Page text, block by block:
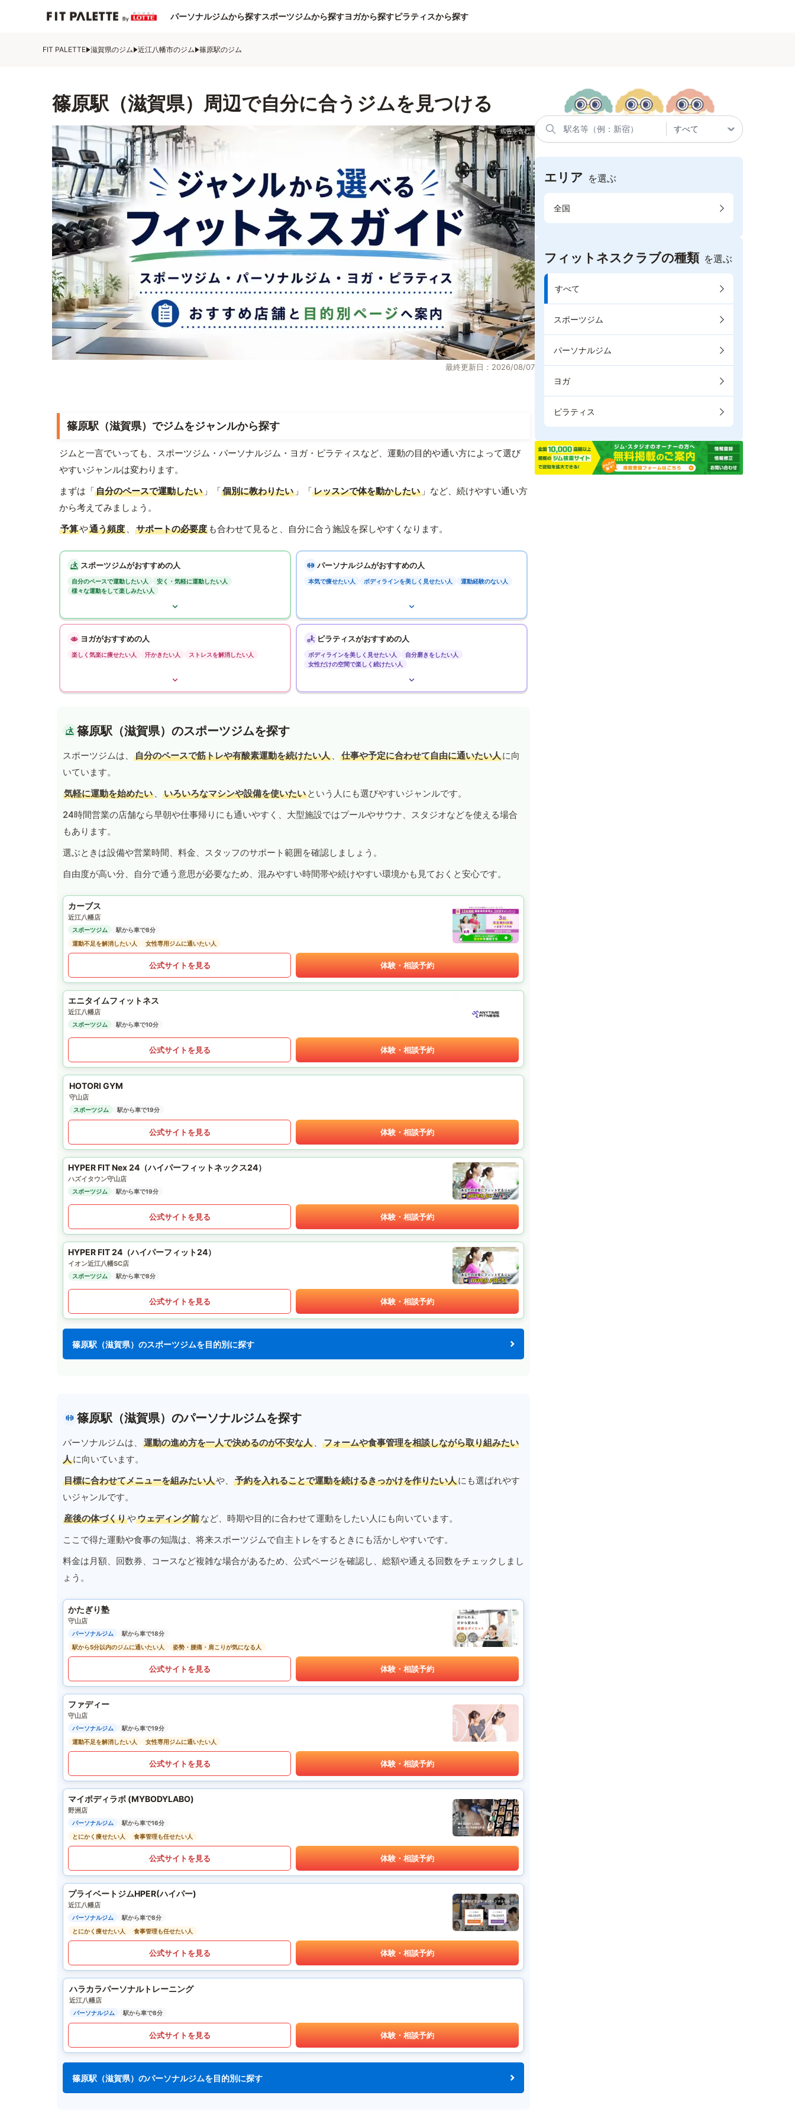
パーソナルジムから探すスポーツジムから探すヨガから探すピラティスから探す
FIT PALETTE 滋賀県のジム 近江八幡市のジム 篠原駅のジム
篠原駅（滋賀県）周辺で自分に合うジムを見つける
最終更新日：2026/08/07
篠原駅（滋賀県）でジムをジャンルから探す
ジムと一言でいっても、スポーツジム・パーソナルジム・ヨガ・ピラティスなど、運動の目的や通い方によって選び
やすいジャンルは変わります。
まずは「自分のペースで運動したい 」「個別に教わりたい 」「レッスンで体を動かしたい 」など、続けやすい通い方
から考えてみましょう。
予算や通う頻度 、 サポートの必要度 も合わせて見ると、自分に合う施設を探しやすくなります。
スポーツジムがおすすめの人
自分のペースで運動したい人
安く・気軽に運動したい人
様々な運動をして楽しみたい人
パーソナルジムがおすすめの人
本気で痩せたい人 ボディラインを美しく見せたい人 運動経験のない人
ヨガがおすすめの人
楽しく気楽に痩せたい人 汗かきたい人 ストレスを解消したい人
ピラティスがおすすめの人
ボディラインを美しく見せたい人
自分磨きをしたい人
女性だけの空間で楽しく続けたい人
篠原駅（滋賀県）のスポーツジムを探す
スポーツジムは、 自分のペースで筋トレや有酸素運動を続けたい人 、 仕事や予定に合わせて自由に通いたい人に向
いています。
気軽に運動を始めたい 、 いろいろなマシンや設備を使いたい という人にも選びやすいジャンルです。
24時間営業の店舗なら早朝や仕事帰りにも通いやすく、大型施設ではプールやサウナ、スタジオなどを使える場合
もあります。
選ぶときは設備や営業時間、料金、スタッフのサポート範囲を確認しましょう。
自由度が高い分、自分で通う意思が必要なため、混みやすい時間帯や続けやすい環境かも見ておくと安心です。
カーブス
近江八幡店
スポーツジム
駅から車で8分
運動不足を解消したい人
女性専用ジムに通いたい人
公式サイトを見る 体験・相談予約
エニタイムフィットネス
近江八幡店
スポーツジム 駅から車で10分
公式サイトを見る 体験・相談予約
HOTORI GYM
守山店
スポーツジム 駅から車で19分
公式サイトを見る 体験・相談予約
HYPER FIT Nex 24（ハイパーフィットネックス24）
ハズイタウン守山店
スポーツジム 駅から車で19分
公式サイトを見る 体験・相談予約
HYPER FIT 24（ハイパーフィット24）
イオン近江八幡SC店
スポーツジム 駅から車で8分
公式サイトを見る 体験・相談予約
篠原駅（滋賀県）のスポーツジムを目的別に探す
篠原駅（滋賀県）のパーソナルジムを探す
パーソナルジムは、 運動の進め方を一人で決めるのが不安な人 、
フォームや食事管理を相談しながら取り組みたい
人に向いています。
目標に合わせてメニューを組みたい人や、 予約を入れることで運動を続けるきっかけを作りたい人にも選ばれやす
いジャンルです。
産後の体づくりやウェディング前など、時期や目的に合わせて運動をしたい人にも向いています。
ここで得た運動や食事の知識は、将来スポーツジムで自主トレをするときにも活かしやすいです。
料金は月額、回数券、コースなど複雑な場合があるため、公式ページを確認し、総額や通える回数をチェックしまし
ょう。
かたぎり塾
守山店
パーソナルジム
駅から車で18分
駅から5分以内のジムに通いたい人
姿勢・腰痛・肩こりが気になる人
公式サイトを見る 体験・相談予約
ファディー
守山店
パーソナルジム
駅から車で19分
運動不足を解消したい人
女性専用ジムに通いたい人
公式サイトを見る 体験・相談予約
マイボディラボ (MYBODYLABO)
野洲店
パーソナルジム
駅から車で16分
とにかく痩せたい人
食事管理も任せたい人
公式サイトを見る 体験・相談予約
プライベートジムHPER(ハイパー)
近江八幡店
パーソナルジム
駅から車で8分
とにかく痩せたい人
食事管理も任せたい人
公式サイトを見る 体験・相談予約
ハラカラパーソナルトレーニング
近江八幡店
パーソナルジム 駅から車で8分
公式サイトを見る 体験・相談予約
篠原駅（滋賀県）のパーソナルジムを目的別に探す
エリア を選ぶ
全国
フィットネスクラブの種類 を選ぶ
すべて
スポーツジム
パーソナルジム
ヨガ
ピラティス